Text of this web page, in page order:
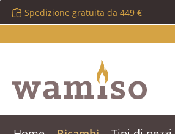
al contenuto principale
Salta alla ricerca
Passa alla navigazione principale
Spedizione gratuita da 449 €